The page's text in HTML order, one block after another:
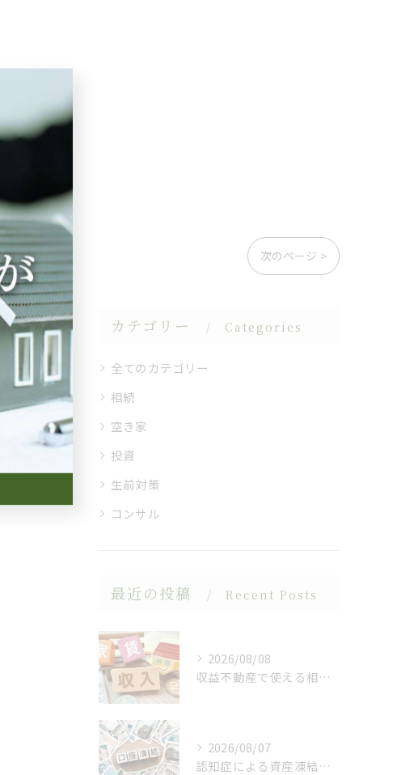
次のページ >
カテゴリー Categories
全てのカテゴリー
相続
空き家
投資
生前対策
コンサル
最近の投稿 Recent Posts
2026/08/08
収益不動産で使える相続対策
2026/08/07
認知症による資産凍結（デッドロック）